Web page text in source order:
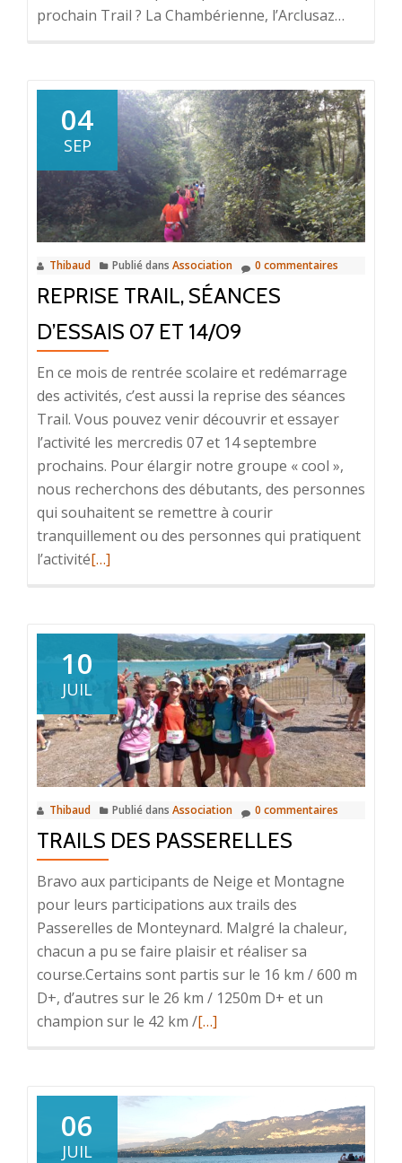
prochain Trail ? La Chambérienne, l’Arclusaz…
04
SEP
Thibaud Publié dans Association 0 commentaires
REPRISE TRAIL, SÉANCES
D’ESSAIS 07 ET 14/09
En ce mois de rentrée scolaire et redémarrage
des activités, c’est aussi la reprise des séances
Trail. Vous pouvez venir découvrir et essayer
l’activité les mercredis 07 et 14 septembre
prochains. Pour élargir notre groupe « cool »,
nous recherchons des débutants, des personnes
qui souhaitent se remettre à courir
tranquillement ou des personnes qui pratiquent
l’activitéEn
surReprise
Trail,
séances
d’essais
07
et
14/09
[…]
10
JUIL
Thibaud Publié dans Association 0 commentaires
TRAILS DES PASSERELLES
Bravo aux participants de Neige et Montagne
pour leurs participations aux trails des
Passerelles de Monteynard. Malgré la chaleur,
chacun a pu se faire plaisir et réaliser sa
course.Certains sont partis sur le 16 km / 600 m
D+, d’autres sur le 26 km / 1250m D+ et un
champion sur le 42 km /En
Passerelles
[…]
06
JUIL